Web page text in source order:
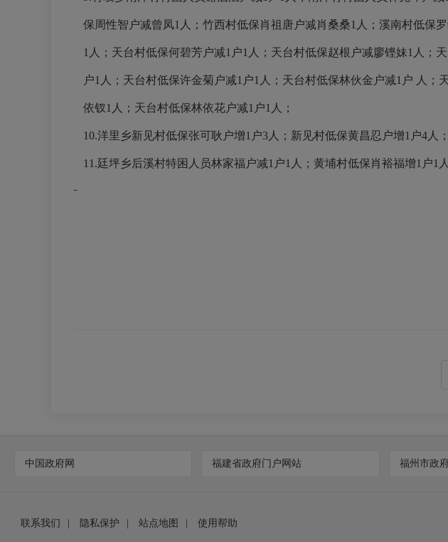
保周性智户减曾凤1 人；竹西村低保肖祖唐户减肖桑桑1 人；溪南村低保
1 人；天台村低保何碧芳户减1 户1 人；天台村低保赵根户减廖铿妹1 人；
户1 人；天台村低保许金菊户减1 户1 人；天台村低保林伙金户减1 户 人；
依钗1 人；天台村低保林依花户减1 户1 人；
10.洋里乡新见村低保张可耿户增1 户3 人；新见村低保黄昌忍户增1 户4 人；
11.廷坪乡后溪村特困人员林家福户减1 户1 人；黄埔村低保肖裕福增1 户1
中国政府网 福建省政府门户网站 福州市政
联系我们 隐私保护 站点地图 使用帮助